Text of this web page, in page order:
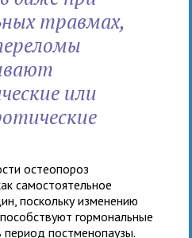
травмах,
или
остеопороз
самостоятельное
поскольку изменению
гормональные
период постменопаузы.